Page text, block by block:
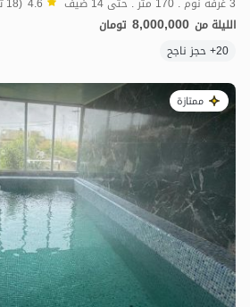
الليلة من 8,000,000 تومان
20+ حجز ناجح
ممتازة